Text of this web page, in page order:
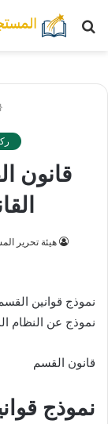
بحث
قانون
هيئة تحرير
نموذج قوانين
نموذج عن النظام
قانون القسم
نموذج